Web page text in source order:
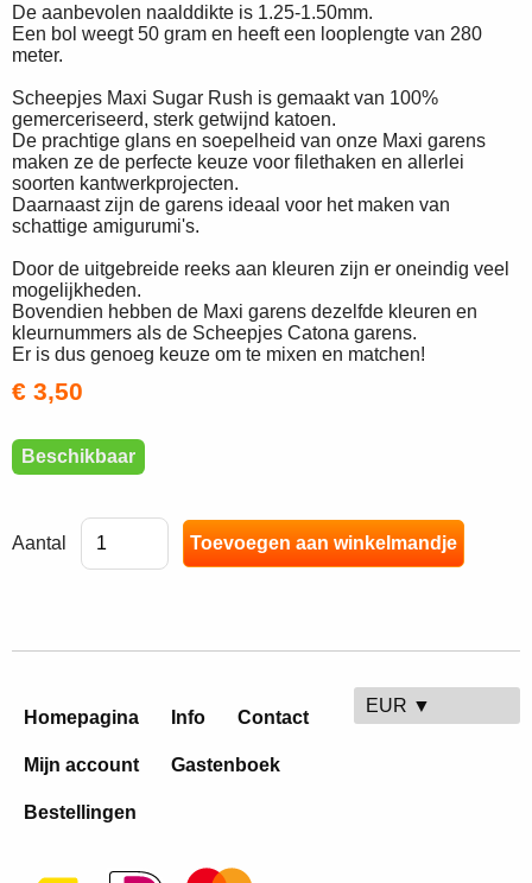
De aanbevolen naalddikte is 1.25-1.50mm.
Een bol weegt 50 gram en heeft een looplengte van 280
meter.
Scheepjes Maxi Sugar Rush is gemaakt van 100%
gemerceriseerd, sterk getwijnd katoen.
De prachtige glans en soepelheid van onze Maxi garens
maken ze de perfecte keuze voor filethaken en allerlei
soorten kantwerkprojecten.
Daarnaast zijn de garens ideaal voor het maken van
schattige amigurumi's.
Door de uitgebreide reeks aan kleuren zijn er oneindig veel
mogelijkheden.
Bovendien hebben de Maxi garens dezelfde kleuren en
kleurnummers als de Scheepjes Catona garens.
Er is dus genoeg keuze om te mixen en matchen!
€ 3,50
Beschikbaar
Aantal
Homepagina Info Contact
Mijn account Gastenboek
Bestellingen
EUR ▼